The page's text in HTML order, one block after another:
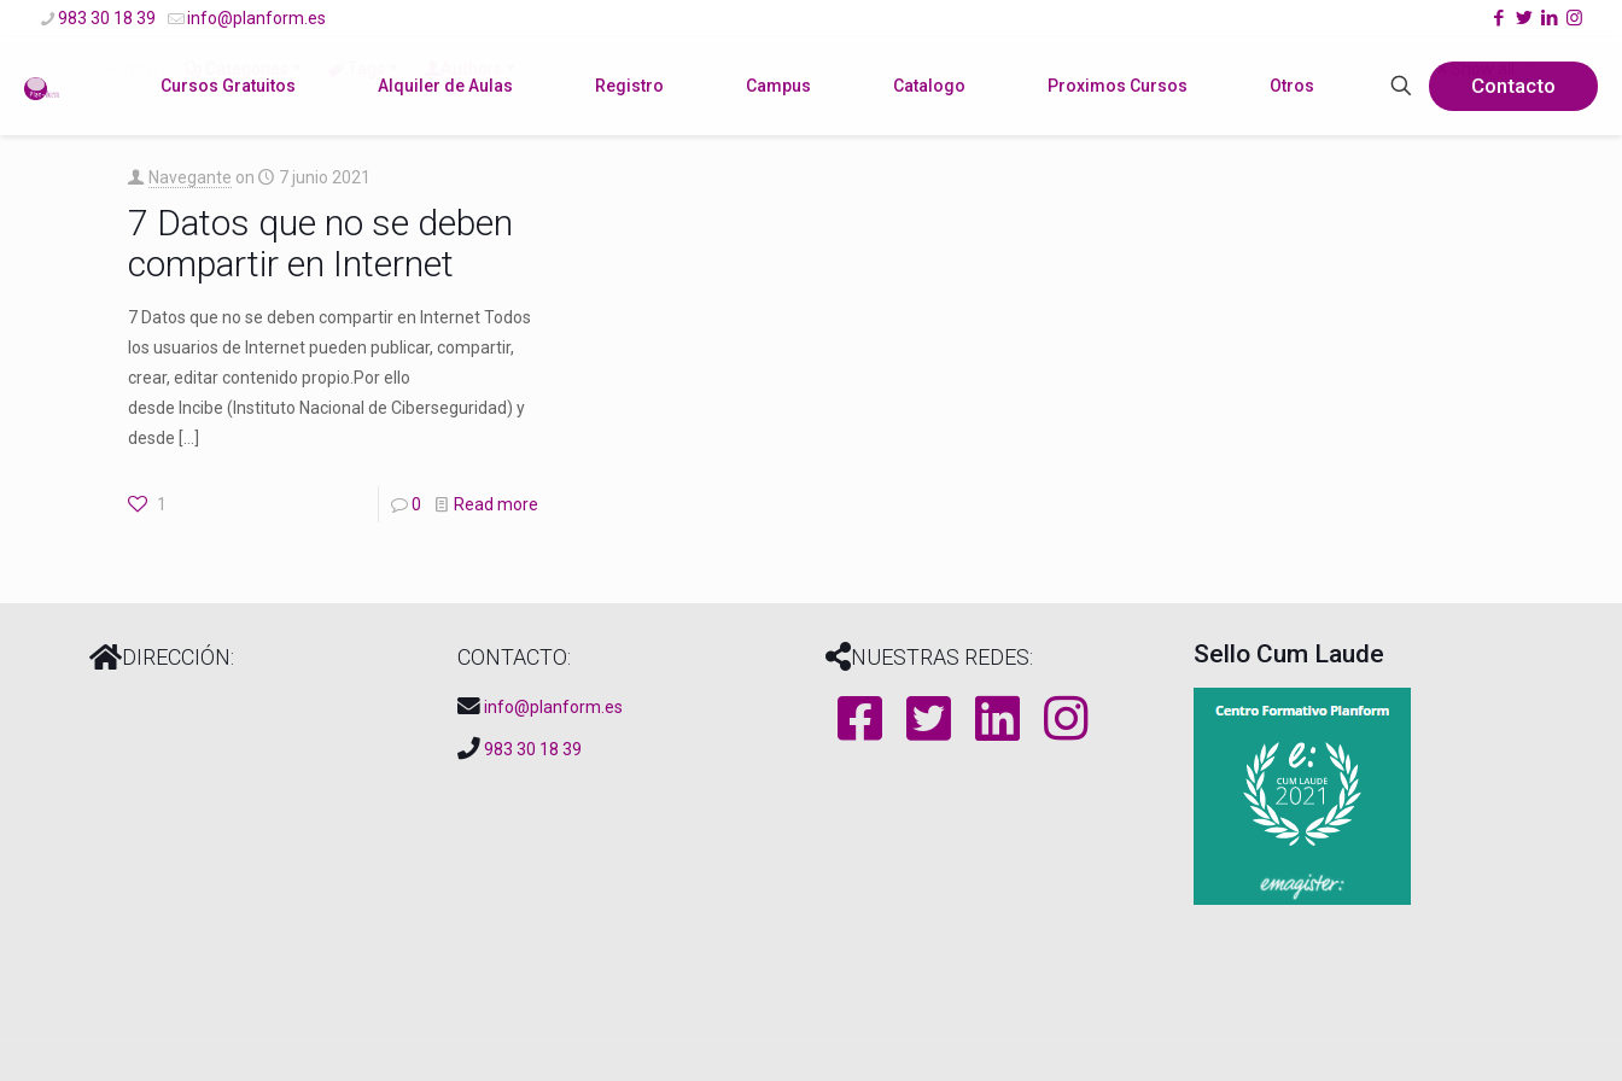
983 30 18 39 info@planform.es
Cursos Gratuitos Alquiler de Aulas Registro Campus Catalogo Proximos Cursos Otros Contacto
Show all
Navegante on 7 junio 2021
7 Datos que no se deben
compartir en Internet
7 Datos que no se deben compartir en Internet Todos
los usuarios de Internet pueden publicar, compartir,
crear, editar contenido propio.Por ello
desde Incibe (Instituto Nacional de Ciberseguridad) y
desde
1 0 Read more
DIRECCIÓN: CONTACTO:
info@planform.es
983 30 18 39
NUESTRAS REDES: Sello Cum Laude